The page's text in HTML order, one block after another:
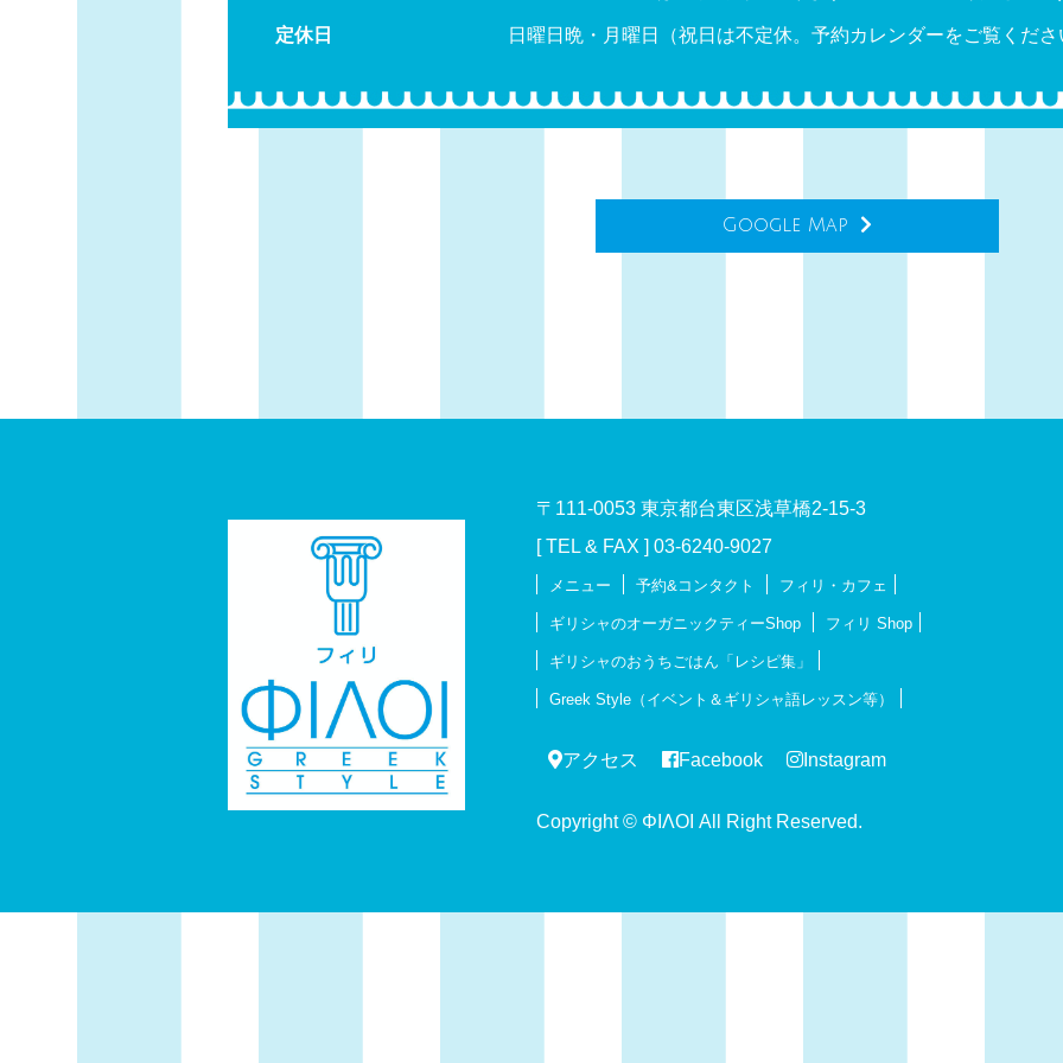
定休日 日曜日晩・月曜日（祝日は不定休。予約カレンダーをご覧くださ
Google Map
〒111-0053 東京都台東区浅草橋2-15-3
[ TEL & FAX ] 03-6240-9027
メニュー 予約&コンタクト フィリ・カフェ
ギリシャのオーガニックティーShop フィリ Shop
ギリシャのおうちごはん「レシピ集」
Greek Style（イベント＆ギリシャ語レッスン等）
アクセス Facebook Instagram
Copyright © ΦΙΛΟΙ All Right Reserved.